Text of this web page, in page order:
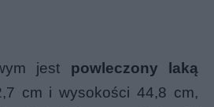
jest powleczony laką
cm i wysokości 44,8 cm,